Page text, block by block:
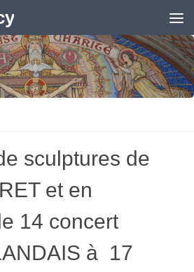
sculptures de
et en
14 concert
à 17